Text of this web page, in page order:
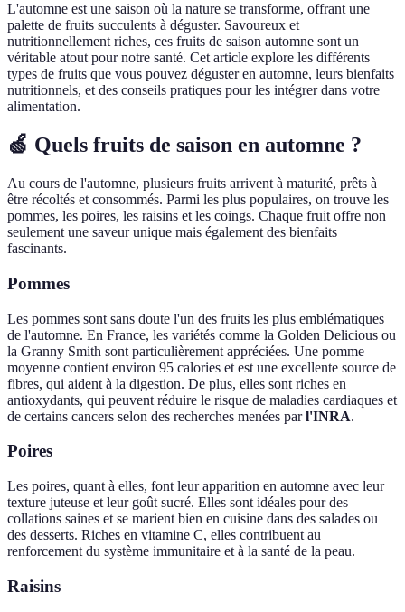
L'automne est une saison où la nature se transforme, offrant une
palette de fruits succulents à déguster. Savoureux et
nutritionnellement riches, ces fruits de saison automne sont un
véritable atout pour notre santé. Cet article explore les différents
types de fruits que vous pouvez déguster en automne, leurs bienfaits
nutritionnels, et des conseils pratiques pour les intégrer dans votre
alimentation.
🍏 Quels fruits de saison en automne ?
Au cours de l'automne, plusieurs fruits arrivent à maturité, prêts à
être récoltés et consommés. Parmi les plus populaires, on trouve les
pommes, les poires, les raisins et les coings. Chaque fruit offre non
seulement une saveur unique mais également des bienfaits
fascinants.
Pommes
Les pommes sont sans doute l'un des fruits les plus emblématiques
de l'automne. En France, les variétés comme la Golden Delicious ou
la Granny Smith sont particulièrement appréciées. Une pomme
moyenne contient environ 95 calories et est une excellente source de
fibres, qui aident à la digestion. De plus, elles sont riches en
antioxydants, qui peuvent réduire le risque de maladies cardiaques et
de certains cancers selon des recherches menées parl'INRA.
Poires
Les poires, quant à elles, font leur apparition en automne avec leur
texture juteuse et leur goût sucré. Elles sont idéales pour des
collations saines et se marient bien en cuisine dans des salades ou
des desserts. Riches en vitamine C, elles contribuent au
renforcement du système immunitaire et à la santé de la peau.
Raisins